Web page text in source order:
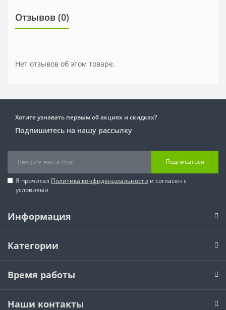
Отзывов (0)
Нет отзывов об этом товаре.
Хотите узнавать первым об акциях и скидках?
Подпишитесь на нашу рассылку
Подписаться
Я прочитал Политика конфиденциальности и согласен с
условиями
Информация
Категории
Время работы
Наши контакты